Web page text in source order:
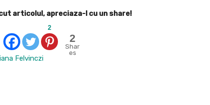
articolul, apreciaza-l cu un share!
2
2
Shar
es
Felvinczi